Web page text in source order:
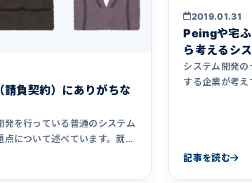
請負契約）にありがちな
発を行っている普通のシステム
について述べています。就職
開発会社を選ぶ際の参考とし
2019.01.31
Peingや宅ふ
ら考えるシ
システム開発の
する企業が考え
記事を読む